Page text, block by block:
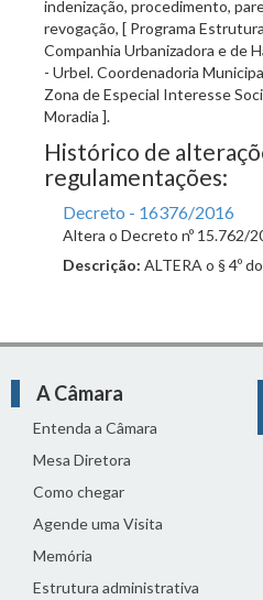
indenização, procedimento,
revogação, [ Programa
Companhia Urbanizadora e de
- Urbel. Coordenadoria
Zona de Especial Interesse
Moradia ].
Histórico de
regulamentações:
Decreto - 16376/2016
Altera o Decreto nº 15.762/
Descrição: ALTERA o § 4º
A Câmara
Entenda a Câmara
Mesa Diretora
Como chegar
Agende uma Visita
Memória
Estrutura administrativa